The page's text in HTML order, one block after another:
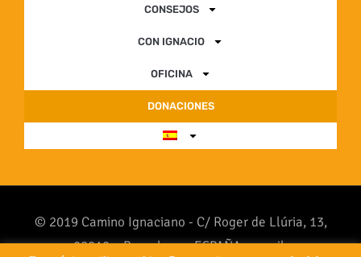
CONSEJOS
CON IGNACIO
OFICINA
DONACIONES
© 2019 Camino Ignaciano - C/ Roger de Llúria, 13,
08010 – Barcelona - ESPAÑA - email: